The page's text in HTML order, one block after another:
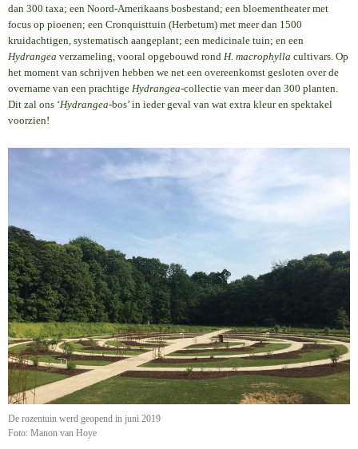
dan 300 taxa; een Noord-Amerikaans bosbestand; een bloementheater met
focus op pioenen; een Cronquisttuin (Herbetum) met meer dan 1500
kruidachtigen, systematisch aangeplant; een medicinale tuin; en een
Hydrangea verzameling, vooral opgebouwd rond H. macrophylla cultivars. Op
het moment van schrijven hebben we net een overeenkomst gesloten over de
overname van een prachtige Hydrangea-collectie van meer dan 300 planten.
Dit zal ons ‘Hydrangea-bos’ in ieder geval van wat extra kleur en spektakel
voorzien!
De rozentuin werd geopend in juni 2019
Foto: Manon van Hoye